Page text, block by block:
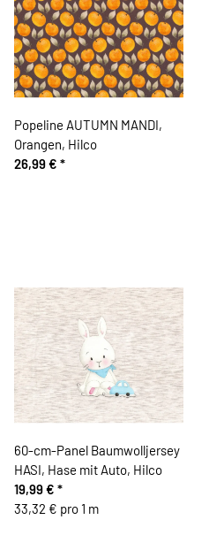
Popeline AUTUMN MANDI,
Orangen, Hilco
26,99 € *
60-cm-Panel Baumwolljersey
HASI, Hase mit Auto, Hilco
19,99 € *
33,32 € pro 1 m